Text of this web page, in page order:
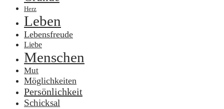
Herz
Leben
Lebensfreude
Liebe
Menschen
Mut
Möglichkeiten
Persönlichkeit
Schicksal